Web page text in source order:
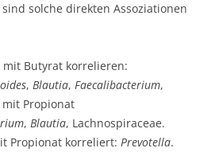
solche direkten Assoziationen
Butyrat korrelieren:
, Blautia, Faecalibacterium,
mit Propionat
, Blautia, Lachnospiraceae.
Propionat korreliert: Prevotella.